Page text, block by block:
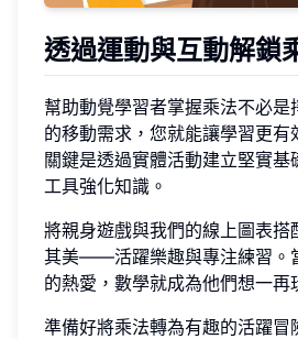
透過運動與互動解鎖
幫助動覺學習者掌握乘法不必是
的移動需求，您就能讓學習更有
關鍵是透過實體活動建立堅實基
工具強化知識。
將親身遊戲與我們的線上圖表搭
其美——活躍樂趣與專注練習。
的熱愛，數學就成為他們想一再
準備好將乘法轉為有趣的活躍冒